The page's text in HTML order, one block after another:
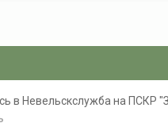
в Невельскслужба на ПСКР